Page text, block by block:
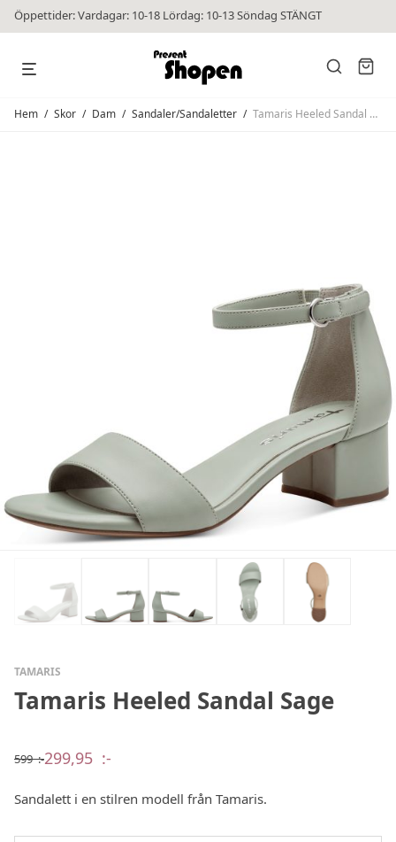
Öppettider: Vardagar: 10-18 Lördag: 10-13 Söndag STÄNGT
Hem / Skor / Dam / Sandaler/Sandaletter / Tamaris Heeled Sandal Sage
TAMARIS
Tamaris Heeled Sandal Sage
599:-
Det
var:
299,95 :-
Det
är:
Sandalett i en stilren modell från Tamaris.